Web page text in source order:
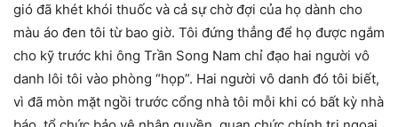
gió đã khét khói thuốc và cả sự chờ đợi của họ dành cho
màu áo đen tôi từ bao giờ. Tôi đứng thẳng để họ được ngắm
cho kỹ trước khi ông Trần Song Nam chỉ đạo hai người vô
danh lôi tôi vào phòng “họp”. Hai người vô danh đó tôi biết,
vì đã mòn mặt ngồi trước cổng nhà tôi mỗi khi có bất kỳ nhà